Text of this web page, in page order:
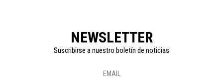
NEWSLETTER
Suscribirse a nuestro boletín de noticias